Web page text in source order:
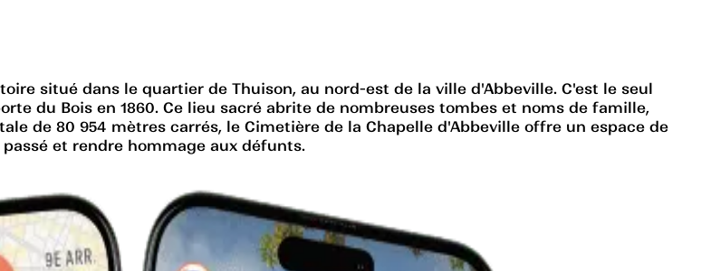
situé dans le quartier de Thuison, au nord-est de la ville d'Abbeville. C'est le seul
du Bois en 1860. Ce lieu sacré abrite de nombreuses tombes et noms de famille,
de 80 954 mètres carrés, le Cimetière de la Chapelle d'Abbeville offre un espace de
et rendre hommage aux défunts.